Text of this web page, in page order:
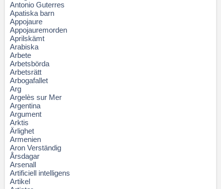
Antonio Guterres
Apatiska barn
Appojaure
Appojauremorden
Aprilskämt
Arabiska
Arbete
Arbetsbörda
Arbetsrätt
Arbogafallet
Arg
Argelès sur Mer
Argentina
Argument
Arktis
Ärlighet
Armenien
Aron Verständig
Årsdagar
Arsenall
Artificiell intelligens
Artikel